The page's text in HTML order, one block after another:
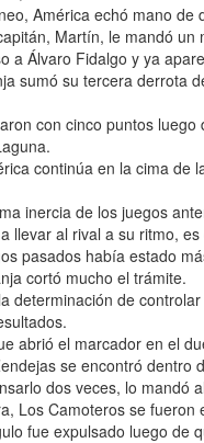
América echó mano
Martín, le mandó
a Álvaro Fidalgo y ya
sumó su tercera derrota
con cinco puntos
continúa en la cima de
inercia de los juegos
llevar al rival a su ritmo,
pasados había estado
cortó mucho el trámite.
determinación de
abrió el marcador en el
se encontró
dos veces, lo mandó
Los Camoteros se
fue expulsado luego de